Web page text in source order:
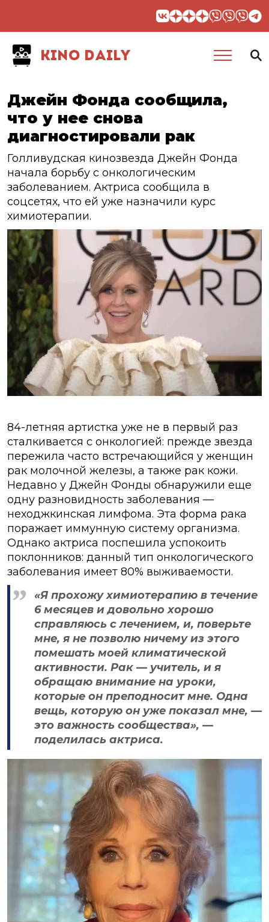
KINO DAILY
Джейн Фонда сообщила,
что у нее снова
диагностировали рак
Голливудская кинозвезда Джейн Фонда
начала борьбу с онкологическим
заболеванием. Актриса сообщила в
соцсетях, что ей уже назначили курс
химиотерапии.
84-летняя артистка уже не в первый раз
сталкивается с онкологией: прежде звезда
пережила часто встречающийся у женщин
рак молочной железы, а также рак кожи.
Недавно у Джейн Фонды обнаружили еще
одну разновидность заболевания —
неходжкинская лимфома. Эта форма рака
поражает иммунную систему организма.
Однако актриса поспешила успокоить
поклонников: данный тип онкологического
заболевания имеет 80% выживаемости.
«Я прохожу химиотерапию в течение
6 месяцев и довольно хорошо
справляюсь с лечением, и, поверьте
мне, я не позволю ничему из этого
помешать моей климатической
активности. Рак — учитель, и я
обращаю внимание на уроки,
которые он преподносит мне. Одна
вещь, которую он уже показал мне, —
это важность сообщества», —
поделилась актриса.